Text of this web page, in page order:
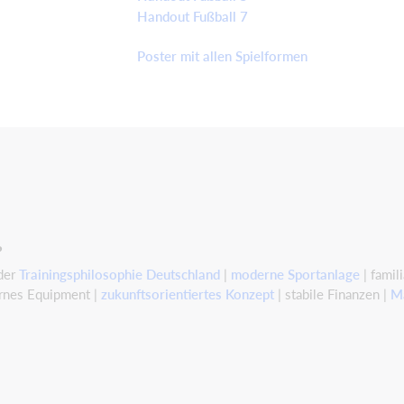
Handout Fußball 7
Poster mit allen Spielformen
Trainingsphilosophie Deutschland | moderne Sportanlage |
Equipment | zukunftsorientiertes Konzept | stabile Finanzen |